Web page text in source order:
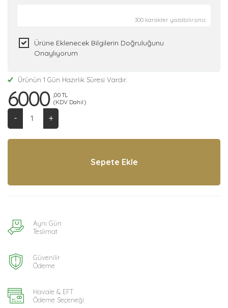
300 karakter yazabilirsiniz.
Ürüne Eklenecek Bilgilerin Doğruluğunu
Onaylıyorum
Ürünün 1 Gün Hazırlık Süresi Vardır.
6000 ,00 TL
(KDV Dahil)
+
-
Aynı Gün
Teslimat
Güvenilir
Ödeme
Havale & EFT
Ödeme Seçeneği